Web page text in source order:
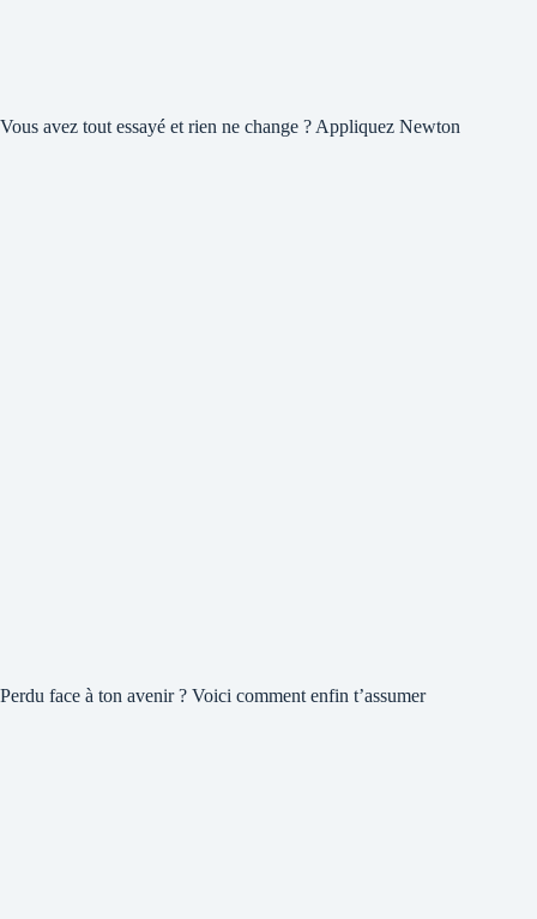
Vous avez tout essayé et rien ne change ? Appliquez Newton
Perdu face à ton avenir ? Voici comment enfin t’assumer